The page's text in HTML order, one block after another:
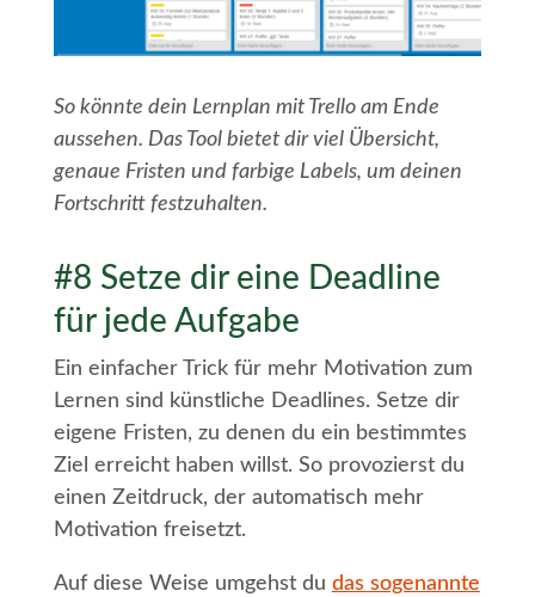
So könnte dein Lernplan mit Trello am Ende
aussehen. Das Tool bietet dir viel Übersicht,
genaue Fristen und farbige Labels, um deinen
Fortschritt festzuhalten.
#8 Setze dir eine Deadline
für jede Aufgabe
Ein einfacher Trick für mehr Motivation zum
Lernen sind künstliche Deadlines. Setze dir
eigene Fristen, zu denen du ein bestimmtes
Ziel erreicht haben willst. So provozierst du
einen Zeitdruck, der automatisch mehr
Motivation freisetzt.
Auf diese Weise umgehst du das sogenannte